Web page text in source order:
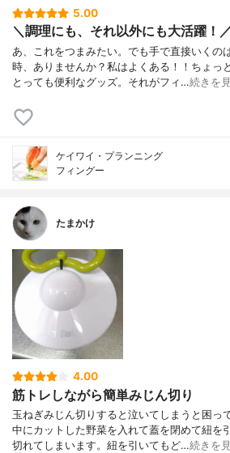
5.00
＼調理にも、それ以外にも大活躍！／
あ、これをつまみたい。でも手で直接いくの
時、ありませんか？私はよくある！！ちょっ
とっても便利なグッズ。それがフィ…続きを
ケイワイ・プランニング
フィングー
たまかけ
4.00
筋トレしながら簡単みじん切り
玉ねぎみじん切りすると泣いてしまうと困っ
中にカットした野菜を入れて蓋を閉めて紐を
切れてしまいます。紐を引いてもど…続きを